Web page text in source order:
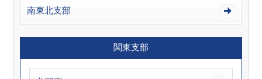
南東北支部
関東支部